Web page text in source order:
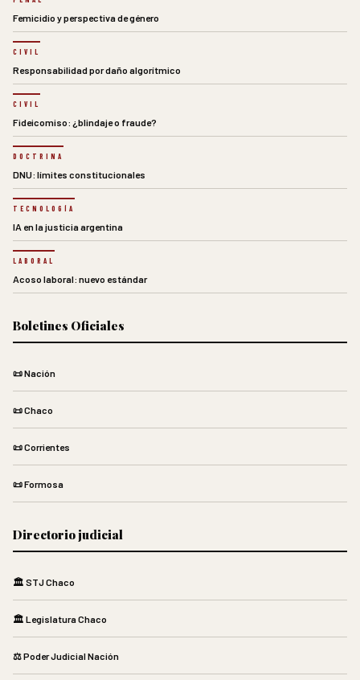
Femicidio y perspectiva de género
CIVIL
Responsabilidad por daño algorítmico
CIVIL
Fideicomiso: ¿blindaje o fraude?
DOCTRINA
DNU: límites constitucionales
TECNOLOGÍA
IA en la justicia argentina
LABORAL
Acoso laboral: nuevo estándar
Boletines Oficiales
📜 Nación
📜 Chaco
📜 Corrientes
📜 Formosa
Directorio judicial
🏛️ STJ Chaco
🏛️ Legislatura Chaco
⚖️ Poder Judicial Nación